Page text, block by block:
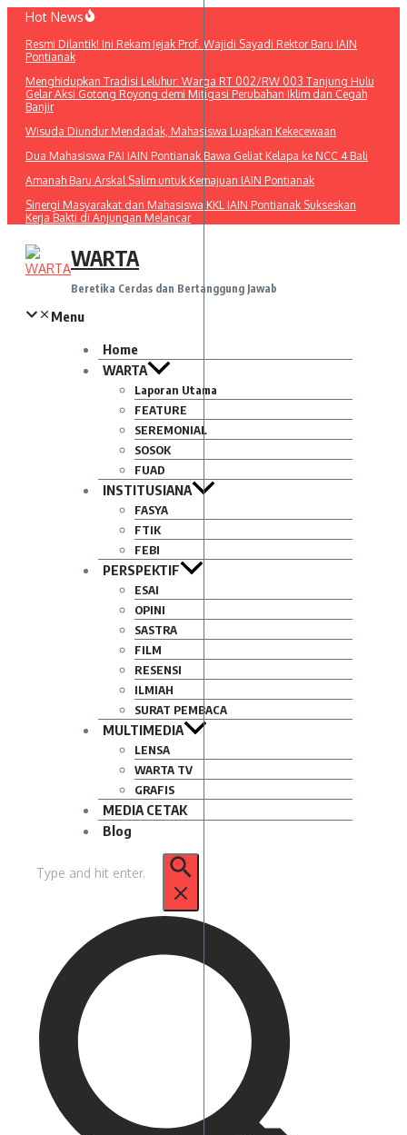
Lewati
konten
Hot News
Resmi Dilantik! Ini Rekam Jejak Prof. Wajidi Sayadi Rektor Baru IAIN
Pontianak
Menghidupkan Tradisi Leluhur: Warga RT 002/RW 003 Tanjung Hulu
Gelar Aksi Gotong Royong demi Mitigasi Perubahan Iklim dan Cegah
Banjir
Wisuda Diundur Mendadak, Mahasiswa Luapkan Kekecewaan
Dua Mahasiswa PAI IAIN Pontianak Bawa Geliat Kelapa ke NCC 4 Bali
Amanah Baru Arskal Salim untuk Kemajuan IAIN Pontianak
Sinergi Masyarakat dan Mahasiswa KKL IAIN Pontianak Sukseskan
Kerja Bakti di Anjungan Melancar
WARTA
Beretika Cerdas dan Bertanggung Jawab
Menu
Home
WARTA
Laporan Utama
FEATURE
SEREMONIAL
SOSOK
FUAD
INSTITUSIANA
FASYA
FTIK
FEBI
PERSPEKTIF
ESAI
OPINI
SASTRA
FILM
RESENSI
ILMIAH
SURAT PEMBACA
MULTIMEDIA
LENSA
WARTA TV
GRAFIS
MEDIA CETAK
Blog
untuk: